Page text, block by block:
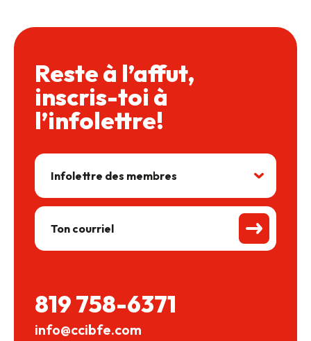
Reste à l’affut,
inscris-toi à
l’infolettre!
819 758-6371
info@ccibfe.com